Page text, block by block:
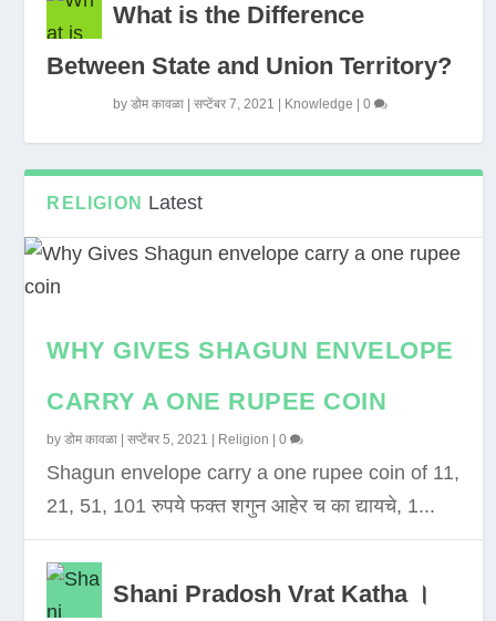
What is the Difference
Between State and Union Territory?
byडोम कावळा |सप्टेंबर 7, 2021 Knowledge |0
RELIGION Latest
WHY GIVES SHAGUN ENVELOPE
CARRY A ONE RUPEE COIN
byडोम कावळा |सप्टेंबर 5, 2021 Religion |0
Shagun envelope carry a one rupee coin of 11,
21, 51, 101 रुपये फक्त शगुन आहेर च का द्यायचे, 1...
Shani Pradosh Vrat Katha ।